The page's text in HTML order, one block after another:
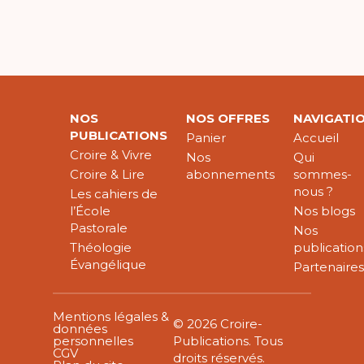
NOS
PUBLICATIONS
Croire & Vivre
Croire & Lire
Les cahiers de
l’École
Pastorale
Théologie
Évangélique
NOS OFFRES
Panier
Nos
abonnements
Accueil
Qui
sommes-
nous ?
Nos blogs
Nos
Partenaires
Mentions légales &
données
personnelles
CGV
© 2026 Croire-
Publications. Tous
droits réservés.